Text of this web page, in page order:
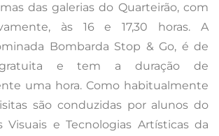
das galerias do Quarteirão, com
às 16 e 17,30 horas. A
Bombarda Stop & Go, é de
gratuita e tem a duração de
uma hora. Como habitualmente
são conduzidas por alunos do
Visuais e Tecnologias Artísticas da